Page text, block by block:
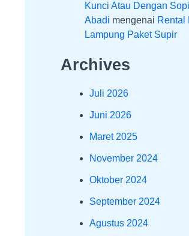
Kunci Atau Dengan
Abadi mengenai Rental
Lampung Paket Supir
Archives
Juli 2026
Juni 2026
Maret 2025
November 2024
Oktober 2024
September 2024
Agustus 2024